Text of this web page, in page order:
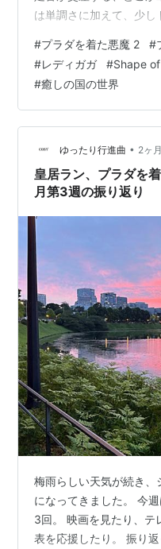
は単調さに加えて、少し
た悪魔２』挿入歌レデ
Woman」ショーウィン
と、思わず想像してしま
のリップを塗って歩く
ら歩くアスファルトは
的。まるで、ミラノの最
#プラダを着た悪魔 2 #
#レディガガ #Shape
#癒しの国の世界
ゆったり行進曲 • 2ヶ
皇居ラン、プラダを
月第3週の振り返り
梅雨らしい天気が続き
になってきました。 今
3回。 映画を見たり、テ
表を応援したり。 振り